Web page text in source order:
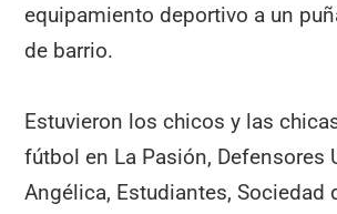
equipamiento deportivo a un
de barrio.
Estuvieron los chicos y las
fútbol en La Pasión, Defensores
Angélica, Estudiantes, Sociedad